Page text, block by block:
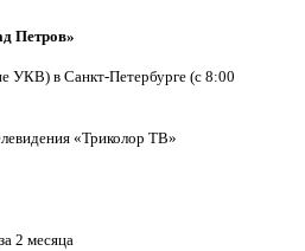
Петров»
УКВ) в Санкт-Петербурге (с 8:00
«Триколор ТВ»
за 2 месяца